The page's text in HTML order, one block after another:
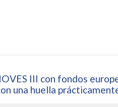
III con fondos
una huella